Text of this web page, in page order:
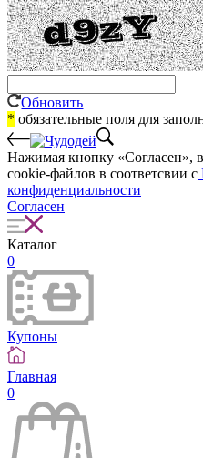
Обновить
* обязательные поля для
Нажимая кнопку «Согласен»,
cookie-файлов в соответсвии с
конфиденциальности
Согласен
Каталог
0
Купоны
Главная
0